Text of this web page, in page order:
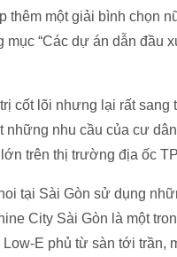
thêm một giải bình chọn
mục “Các dự án dẫn đầu
cốt lõi nhưng lại rất sang
những nhu cầu của cư
trên thị trường địa ốc
tại Sài Gòn sử dụng
City Sài Gòn là một
E phủ từ sàn tới trần,